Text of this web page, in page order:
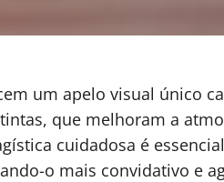
um apelo visual único
que melhoram a
cuidadosa é
o mais convidativo e